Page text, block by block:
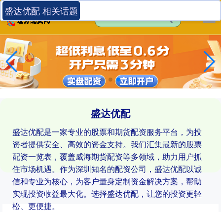
盛达优配
盛达优配是一家专业的股票和期货配资服务平台，为投
资者提供安全、高效的资金支持。我们汇集最新的股票
配资一览表，覆盖威海期货配资等多领域，助力用户抓
住市场机遇。作为深圳知名的配资公司，盛达优配以诚
信和专业为核心，为客户量身定制资金解决方案，帮助
实现投资收益最大化。选择盛达优配，让您的投资更轻
松、更便捷。
盛达优配 相关话题